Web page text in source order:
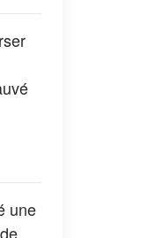
Sa
une